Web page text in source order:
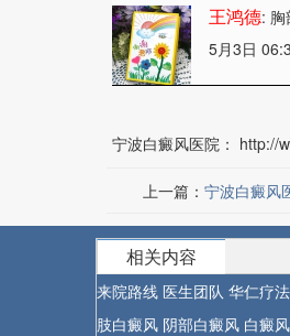
王鸿德:
5月3日
宁波白癜风医院： http://
上一篇：宁波白癜风
相关内容
来院路线 医生团队 华仁疗法
肢白癜风 阴部白癜风 白癜